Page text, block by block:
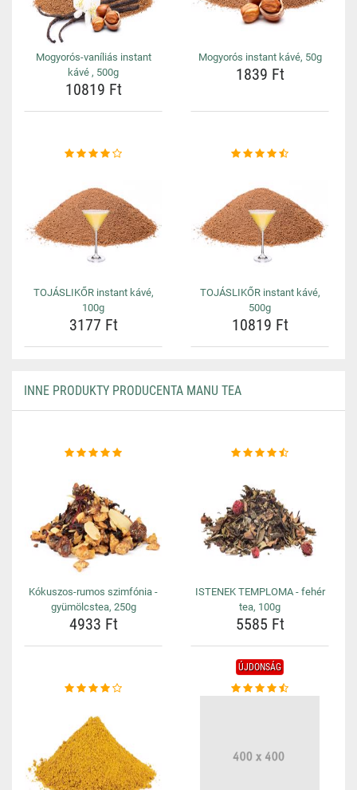
Mogyorós-vaníliás instant
kávé , 500g
10819 Ft
Mogyorós instant kávé, 50g
1839 Ft
TOJÁSLIKŐR instant kávé,
100g
3177 Ft
TOJÁSLIKŐR instant kávé,
500g
10819 Ft
INNE PRODUKTY PRODUCENTA MANU TEA
Kókuszos-rumos szimfónia -
gyümölcstea, 250g
4933 Ft
ISTENEK TEMPLOMA - fehér
tea, 100g
5585 Ft
ÚJDONSÁG